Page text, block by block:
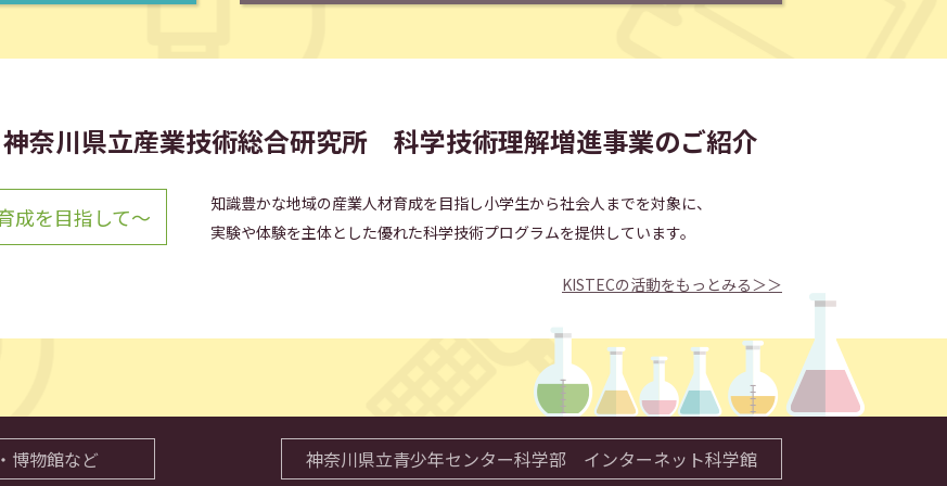
神奈川県立産業技術総合研究所 科学技術理解増進事業のご紹介
成を目指して～
知識豊かな地域の産業人材育成を目指し小学生から社会人までを対象に、
実験や体験を主体とした優れた科学技術プログラムを提供しています。
KISTECの活動をもっとみる＞＞
博物館など 神奈川県立青少年センター科学部 インターネット科学館